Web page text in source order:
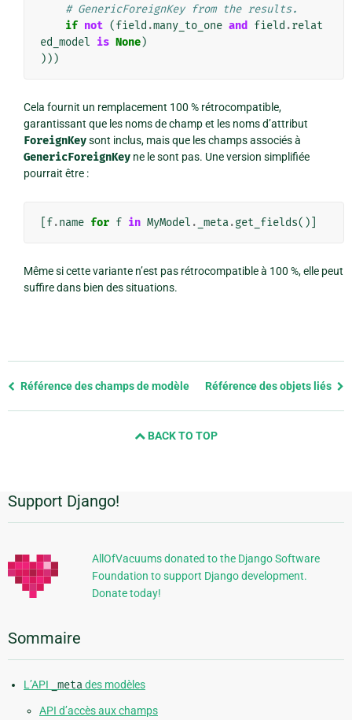
# GenericForeignKey from the results.
if not (field .many_to_one and field .relat
ed_model is None)
)))
Cela fournit un remplacement 100 % rétrocompatible,
garantissant que les noms de champ et les noms d’attribut
ForeignKeysont inclus, mais que les champs associés à
GenericForeignKey ne le sont pas. Une version simplifiée
pourrait être :
f.name for f in MyModel . _meta.get_fields()]
Même si cette variante n’est pas rétrocompatible à 100 %, elle peut
suffire dans bien des situations.
Previous
Référence des champs de modèle Référence des objets liés
BACK TO TOP
Informations
supplémentaires
Support Django!
AllOfVacuums donated to the Django Software
Foundation to support Django development.
Donate today!
Sommaire
L’API _metades modèles
API d’accès aux champs